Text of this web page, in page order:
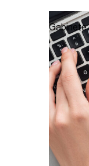
Gabinete